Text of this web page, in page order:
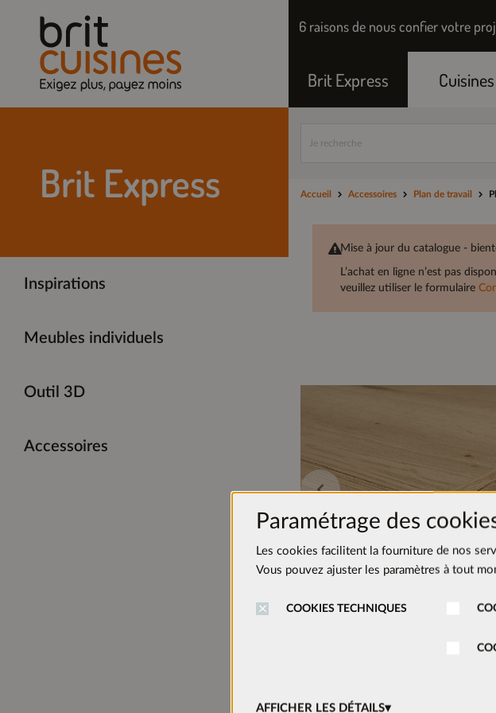
6 raisons de nous confier votre
Brit Express Cuisines
Paramétrage des
Les cookies facilitent la fourniture de nos
Vous pouvez ajuster les paramètres à tout
COOKIES TECHNIQUES
AFFICHER LES DÉTAILS
Brit Express
Inspirations
Meubles individuels
Outil 3D
Accessoires
Accueil Accessoires Plan de travail
Mise à jour du catalogue -
L’achat en ligne n’est pas
veuillez utiliser le formulaire